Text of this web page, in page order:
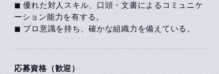
◼ 優れた対人スキル、口頭・文書によるコミュニケ
ーション能力を有する。
◼ プロ意識を持ち、確かな組織力を備えている。
応募資格（歓迎）